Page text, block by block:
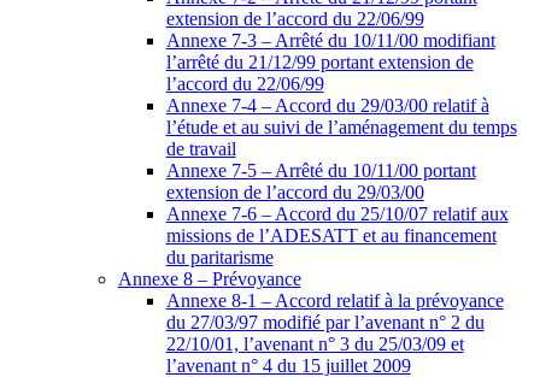
extension de l’accord du 22/06/99
Annexe 7-3 – Arrêté du 10/11/00 modifiant
l’arrêté du 21/12/99 portant extension de
l’accord du 22/06/99
Annexe 7-4 – Accord du 29/03/00 relatif à
l’étude et au suivi de l’aménagement du temps
de travail
Annexe 7-5 – Arrêté du 10/11/00 portant
extension de l’accord du 29/03/00
Annexe 7-6 – Accord du 25/10/07 relatif aux
missions de l’ADESATT et au financement
du paritarisme
Annexe 8 – Prévoyance
Annexe 8-1 – Accord relatif à la prévoyance
du 27/03/97 modifié par l’avenant n° 2 du
22/10/01, l’avenant n° 3 du 25/03/09 et
l’avenant n° 4 du 15 juillet 2009